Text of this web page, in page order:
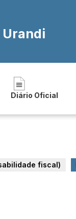
Diário Oficial
fiscal)